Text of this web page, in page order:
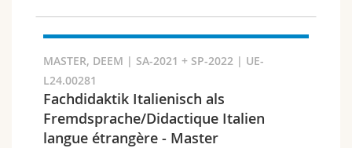
Public cible
MASTER, DEEM | SA-2021 + SP-2022 | UE-
L24.00281
Fachdidaktik Italienisch als
Fremdsprache/Didactique Italien
langue étrangère - Master